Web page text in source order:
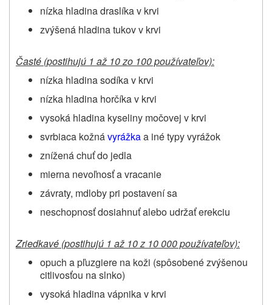
nízka hladina draslíka v krvi
zvýšená hladina tukov v krvi
Časté (postihujú 1 až 10 zo 100 používateľov):
nízka hladina sodíka v krvi
nízka hladina horčíka v krvi
vysoká hladina kyseliny močovej v krvi
svrbiaca kožnávyrážkaa iné typy vyrážok
znížená chuť do jedla
mierna nevoľnosť a vracanie
závraty, mdloby pri postavení sa
neschopnosť dosiahnuť alebo udržať erekciu
Zriedkavé (postihujú 1 až 10 z 10 000 používateľov):
opuch a pľuzgiere na koži (spôsobené zvýšenou
citlivosťou na slnko)
vysoká hladina vápnika v krvi